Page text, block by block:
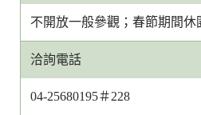
不開放一般參觀；春節期間休
洽詢電話
04-25680195＃228